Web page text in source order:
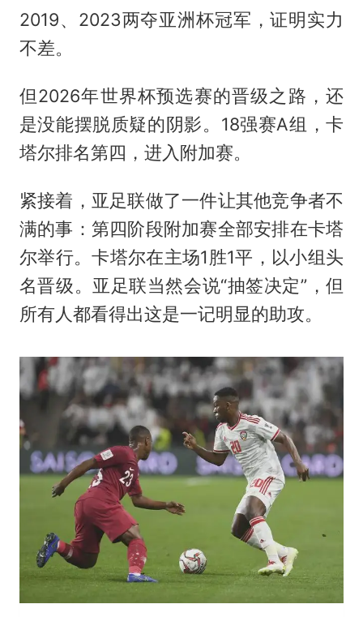
2019、2023两夺亚洲杯冠军，证明实力
不差。
但2026年世界杯预选赛的晋级之路，还
是没能摆脱质疑的阴影。18强赛A组，卡
塔尔排名第四，进入附加赛。
紧接着，亚足联做了一件让其他竞争者不
满的事：第四阶段附加赛全部安排在卡塔
尔举行。卡塔尔在主场1胜1平，以小组头
名晋级。亚足联当然会说“抽签决定”，但
所有人都看得出这是一记明显的助攻。